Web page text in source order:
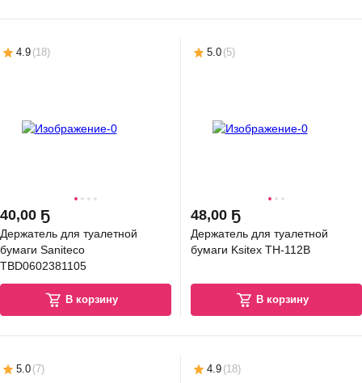
4.9 (18)
40,00 Ҕ
Держатель для туалетной
бумаги Saniteco
TBD0602381105
В корзину
5.0 (5)
48,00 Ҕ
Держатель для туалетной
бумаги Ksitex TH-112B
В корзину
5.0 (7) 4.9 (18)